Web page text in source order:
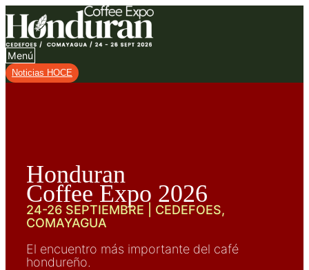
Menú
Noticias HOCE
Honduran
Coffee Expo 2026
24-26 SEPTIEMBRE | CEDEFOES,
COMAYAGUA
El encuentro más importante del café
hondureño.